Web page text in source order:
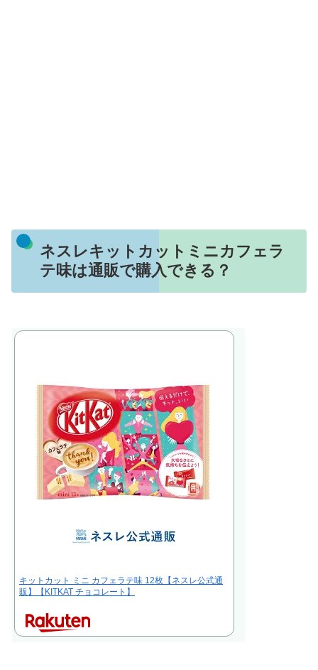
ネスレキットカットミニカフェラ
テ味は通販で購入できる？
キットカット ミニ カフェラテ味 12枚【ネスレ公式通
販】【KITKAT チョコレート】